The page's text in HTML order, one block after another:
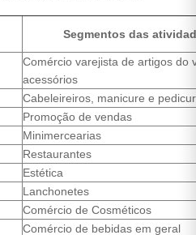
Segmentos das
Comércio varejista de artigos do
acessórios
Cabeleireiros, manicure e
Promoção de vendas
Minimercearias
Restaurantes
Estética
Lanchonetes
Comércio de Cosméticos
Comércio de bebidas em geral